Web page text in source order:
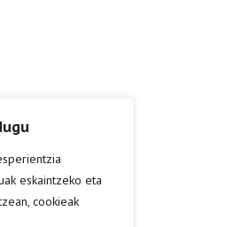
eskaintzeko eta
cookieak